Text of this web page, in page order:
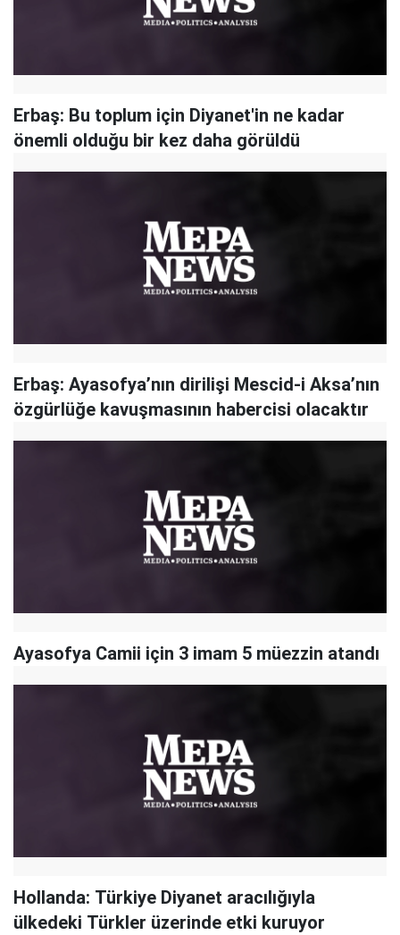
Erbaş: Bu toplum için Diyanet'in ne kadar
önemli olduğu bir kez daha görüldü
Erbaş: Ayasofya’nın dirilişi Mescid-i Aksa’nın
özgürlüğe kavuşmasının habercisi olacaktır
Ayasofya Camii için 3 imam 5 müezzin atandı
Hollanda: Türkiye Diyanet aracılığıyla
ülkedeki Türkler üzerinde etki kuruyor